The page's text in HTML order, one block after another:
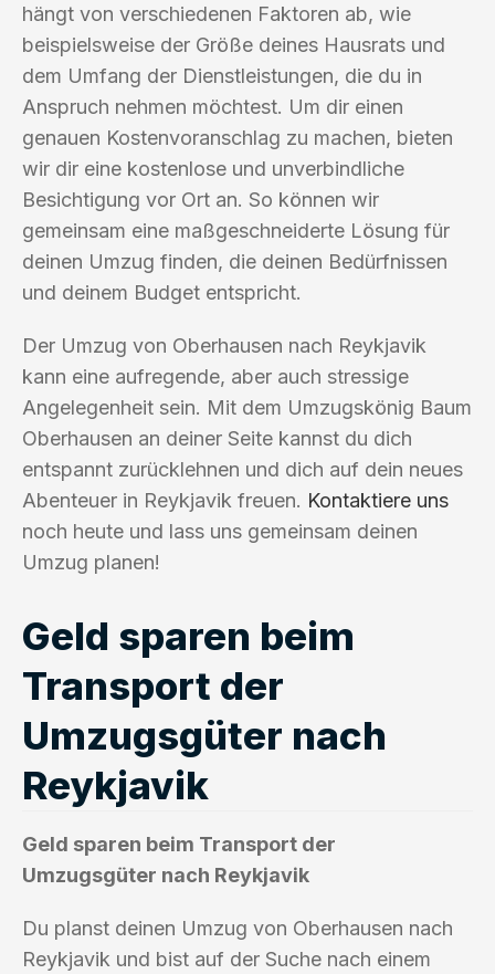
hängt von verschiedenen Faktoren ab, wie
beispielsweise der Größe deines Hausrats und
dem Umfang der Dienstleistungen, die du in
Anspruch nehmen möchtest. Um dir einen
genauen Kostenvoranschlag zu machen, bieten
wir dir eine kostenlose und unverbindliche
Besichtigung vor Ort an. So können wir
gemeinsam eine maßgeschneiderte Lösung für
deinen Umzug finden, die deinen Bedürfnissen
und deinem Budget entspricht.
Der Umzug von Oberhausen nach Reykjavik
kann eine aufregende, aber auch stressige
Angelegenheit sein. Mit dem Umzugskönig Baum
Oberhausen an deiner Seite kannst du dich
entspannt zurücklehnen und dich auf dein neues
Abenteuer in Reykjavik freuen. Kontaktiere uns
noch heute und lass uns gemeinsam deinen
Umzug planen!
Geld sparen beim
Transport der
Umzugsgüter nach
Reykjavik
Geld sparen beim Transport der
Umzugsgüter nach Reykjavik
Du planst deinen Umzug von Oberhausen nach
Reykjavik und bist auf der Suche nach einem